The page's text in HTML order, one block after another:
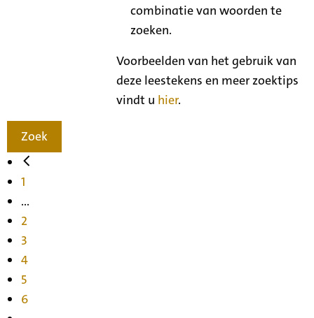
combinatie van woorden te
zoeken.
Voorbeelden van het gebruik van
deze leestekens en meer zoektips
vindt u hier.
Zoek
1
...
2
3
4
5
6